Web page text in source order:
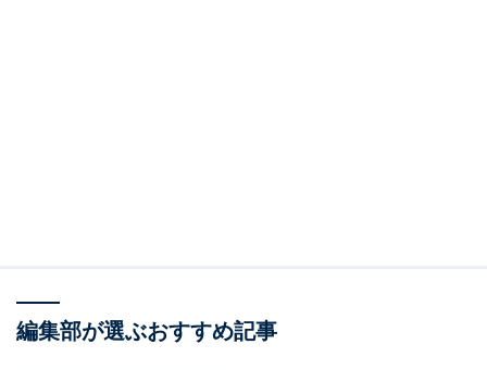
編集部が選ぶおすすめ記事